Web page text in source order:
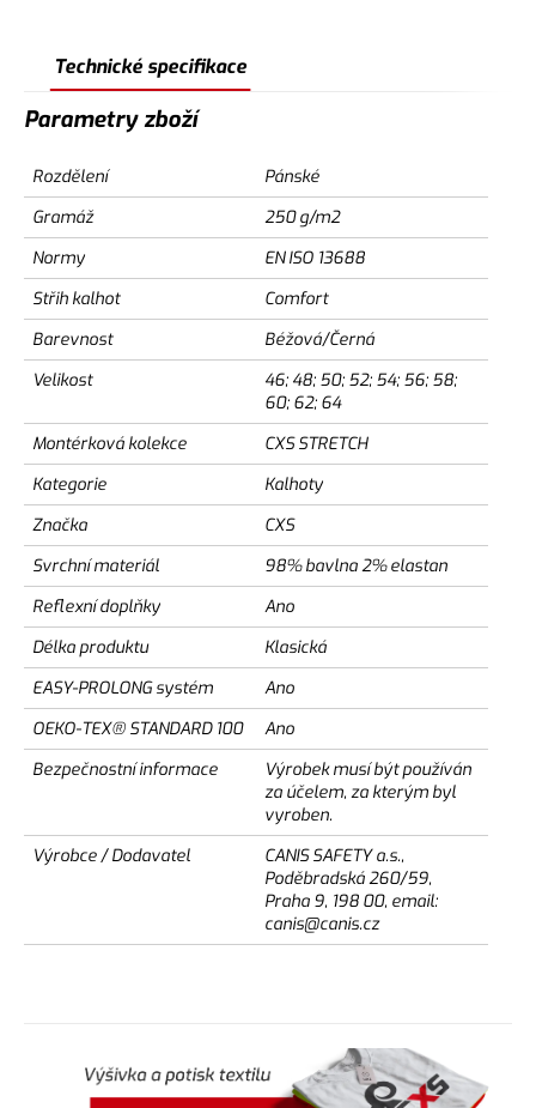
Technické specifikace
Parametry zboží
Rozdělení
Pánské
Gramáž
250 g/m2
Normy
EN ISO 13688
Střih kalhot
Comfort
Barevnost
Béžová/Černá
Velikost
46; 48; 50; 52; 54; 56; 58;
60; 62; 64
Montérková kolekce
CXS STRETCH
Kategorie
Kalhoty
Značka
CXS
Svrchní materiál
98% bavlna 2% elastan
Reflexní doplňky
Ano
Délka produktu
Klasická
EASY-PROLONG systém
Ano
OEKO-TEX® STANDARD 100
Ano
Bezpečnostní informace
Výrobek musí být používán
za účelem, za kterým byl
vyroben.
Výrobce / Dodavatel
CANIS SAFETY a.s.,
Poděbradská 260/59,
Praha 9, 198 00, email:
canis@canis.cz